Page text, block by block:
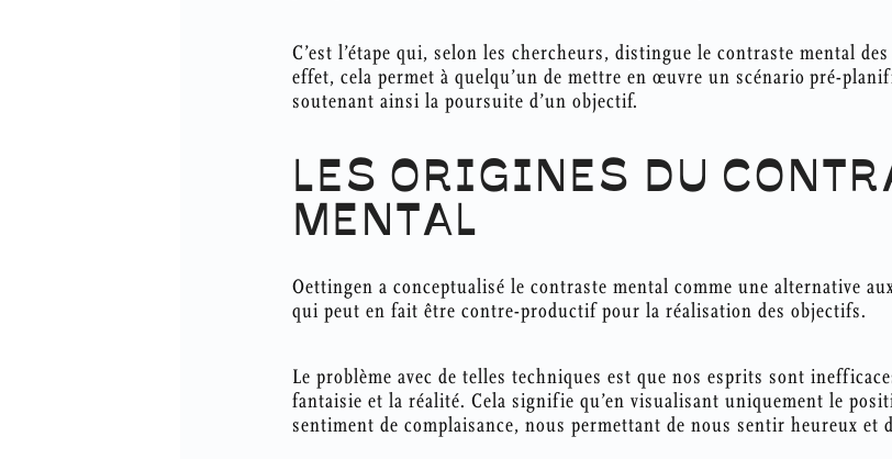
C’est l’étape qui, selon les chercheurs, distingue le contraste mental
effet, cela permet à quelqu’un de mettre en œuvre un scénario pré-
soutenant ainsi la poursuite d’un objectif.
LES ORIGINES DU
MENTAL
Oettingen a conceptualisé le contraste mental comme une alternative
qui peut en fait être contre-productif pour la réalisation des objectifs.
Le problème avec de telles techniques est que nos esprits sont
fantaisie et la réalité. Cela signifie qu’en visualisant uniquement le
sentiment de complaisance, nous permettant de nous sentir heureux et